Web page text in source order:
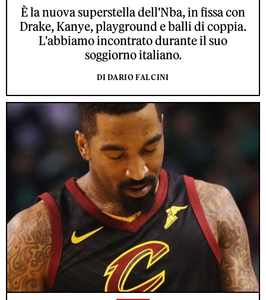
È la nuova superstella dell'Nba, in fissa con
Drake, Kanye, playground e balli di coppia.
L'abbiamo incontrato durante il suo
soggiorno italiano.
DI DARIO FALCINI